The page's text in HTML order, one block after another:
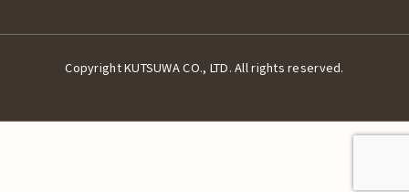
Copyright KUTSUWA CO., LTD. All rights reserved.